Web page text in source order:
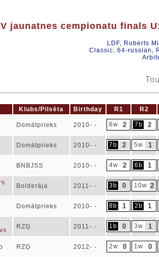
jaunatnes cempionatu finals
LDF, Roberts
Classic, 64-russian,
Klubs/Pilsēta Birthday R1 R2
Domātprieks 2010- - 6w 2 7b 2
Domātprieks 2010- - 7b 2 5w 1
BNBJSS 2010- - 4w 2 6b 1
Bolderāja 2011- - 3b 0 10w 2
Domātprieks 2010- - 8b 1 2b 1
RZĢ 2011- - 1b 0 3w 1
RZĢ 2012- - 2w 0 1w 0